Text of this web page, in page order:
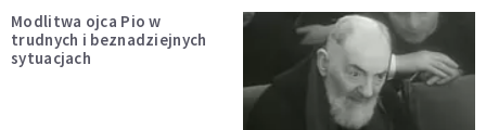
Modlitwa ojca Pio w
trudnych i beznadziejnych
sytuacjach